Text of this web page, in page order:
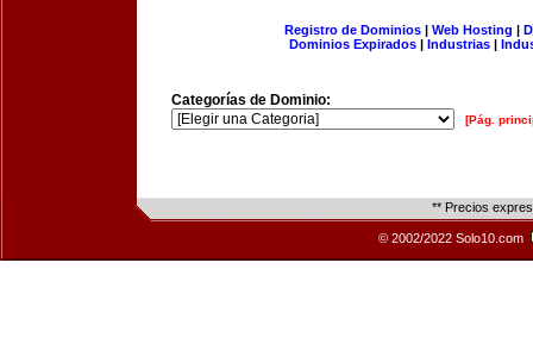
Registro de Dominios| Web Hosting |
Dominios Expirados | Industrias |
Categorías de Dominio:
[Pág.
** Precios
© 2002/2022 Solo10.com